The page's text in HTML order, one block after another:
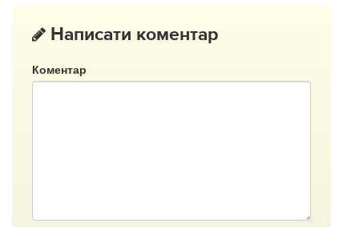
Написати коментар
Коментар